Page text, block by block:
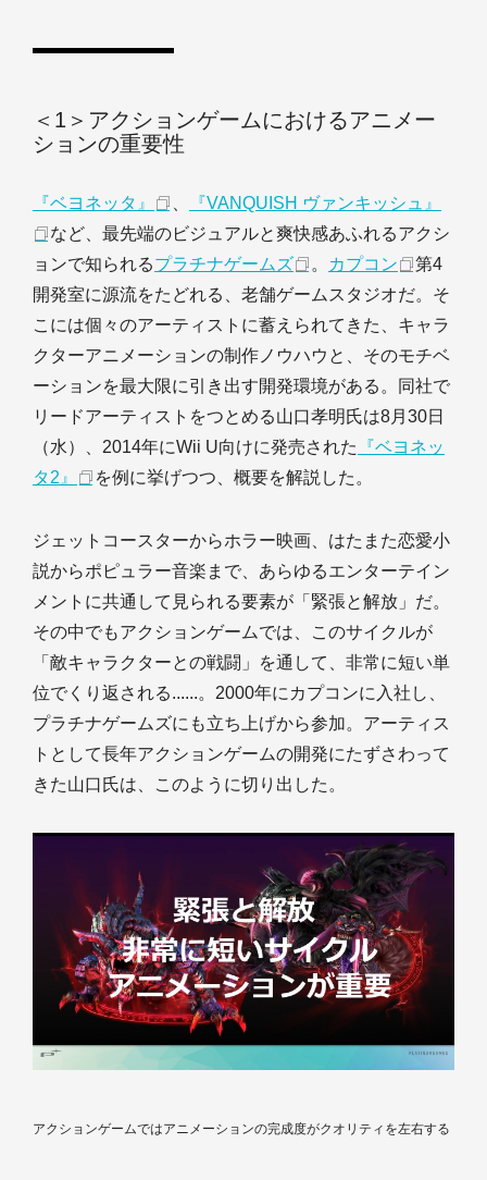
＜1＞アクションゲームにおけるアニメー
ションの重要性
『ベヨネッタ』
『VANQUISH ヴァンキッシュ』
など、最先端のビジュアルと爽快感あふれるアクシ
ョンで知られるプラチナゲームズ 。 カプコン
第4
開発室に源流をたどれる、老舗ゲームスタジオだ。そ
こには個々のアーティストに蓄えられてきた、キャラ
クターアニメーションの制作ノウハウと、そのモチベ
ーションを最大限に引き出す開発環境がある。同社で
リードアーティストをつとめる山口孝明氏は8月30日
（水）、2014年にWii U向けに発売された
『ベヨネッ
タ2』
を例に挙げつつ、概要を解説した。
ジェットコースターからホラー映画、はたまた恋愛小
説からポピュラー音楽まで、あらゆるエンターテイン
メントに共通して見られる要素が「緊張と解放」だ。
その中でもアクションゲームでは、このサイクルが
「敵キャラクターとの戦闘」を通して、非常に短い単
位でくり返される......。2000年にカプコンに入社し、
プラチナゲームズにも立ち上げから参加。アーティス
トとして長年アクションゲームの開発にたずさわって
きた山口氏は、このように切り出した。
アクションゲームではアニメーションの完成度がクオリティを左右する